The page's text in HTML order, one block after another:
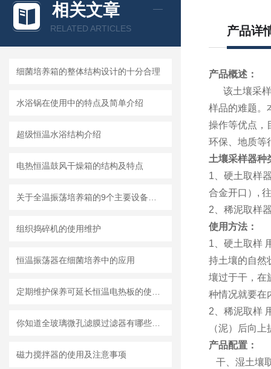
相关文章
RELATED ARTICLES
细菌培养箱的整体结构设计的十分合理
水浴锅在使用中的特点及简单介绍
超级恒温水浴结构介绍
电热恒温鼓风干燥箱的结构及特点
组织捣碎机的使用维护
恒温振荡器在细菌培养中的应用
磁力搅拌器的使用及注意事项
产品详
产品概述：
该土壤采样
样品的难题。
操作等优点，
环保、地质等
土壤采样器种
1、硬土取样
合金开口）,
2、稀泥取样
使用方法：
1、硬土取样
持土壤的自然
壤过于干，在
种情况就要在
2、稀泥取样
（泥）后向
产品配置：
干、湿土壤